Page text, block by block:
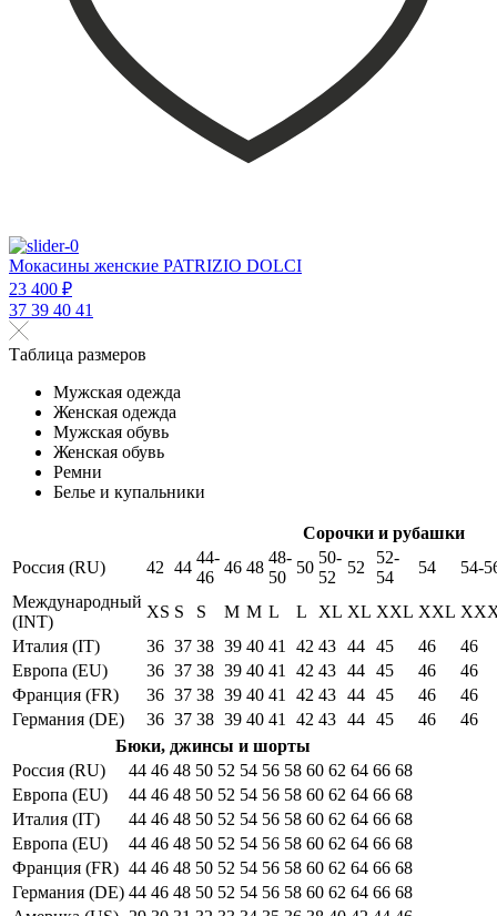
Мокасины женские PATRIZIO DOLCI
23 400 ₽
37 39 40 41
Таблица размеров
Мужская одежда
Женская одежда
Мужская обувь
Женская обувь
Ремни
Белье и купальники
Сорочки и рубашки
Россия (RU)
42 44
44-
46
46 48
48-
50
50
50-
52
52
52-
54
54
54-
Международный
(INT)
XS S S M M L L XL XL XXL XXL
Италия (IT)
36 37 38 39 40 41 42 43 44 45 46
46
Европа (EU)
36 37 38 39 40 41 42 43 44 45 46
46
Франция (FR)
36 37 38 39 40 41 42 43 44 45 46
46
Германия (DE)
36 37 38 39 40 41 42 43 44 45 46
46
Бюки, джинсы и шорты
Россия (RU)
44 46 48 50 52 54 56 58 60 62 64 66 68
Европа (EU)
44 46 48 50 52 54 56 58 60 62 64 66 68
Италия (IT)
44 46 48 50 52 54 56 58 60 62 64 66 68
Европа (EU)
44 46 48 50 52 54 56 58 60 62 64 66 68
Франция (FR) 44 46 48 50 52 54 56 58 60 62 64 66 68
Германия (DE) 44 46 48 50 52 54 56 58 60 62 64 66 68